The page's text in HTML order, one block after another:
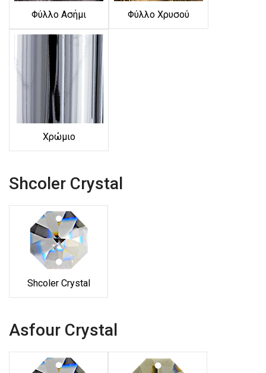
Φύλλο Ασήμι Φύλλο Χρυσού
Χρώμιο
Shcoler Crystal
Shcoler Crystal
Asfour Crystal